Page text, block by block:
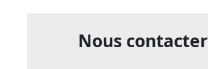
Nous contacter